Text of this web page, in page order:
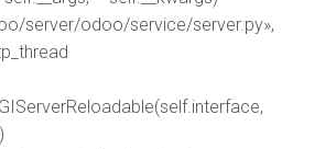
server/odoo/service/server.py»,